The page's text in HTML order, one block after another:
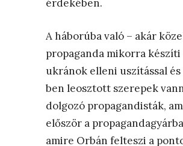
érdekében.
A háborúba való – akár
propaganda mikorra készíti
ukránok elleni uszítással
ben leosztott szerepek
dolgozó propagandisták,
először a
amire Orbán felteszi a